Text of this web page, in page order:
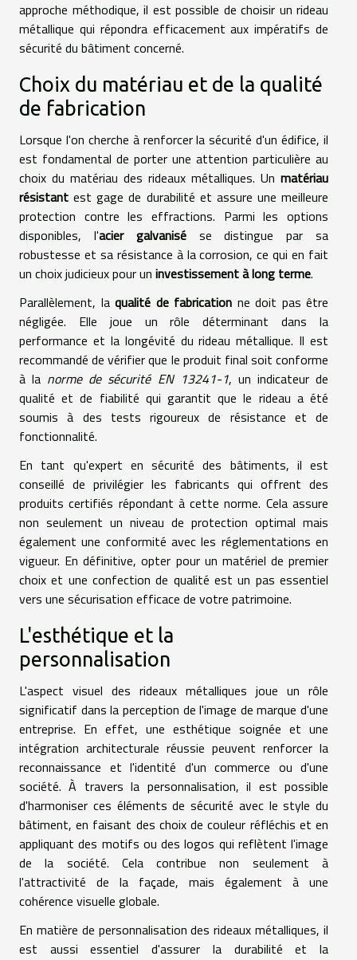
approche méthodique, il est possible de choisir un rideau
métallique qui répondra efficacement aux impératifs de
sécurité du bâtiment concerné.
Choix du matériau et de la qualité
de fabrication
Lorsque l'on cherche à renforcer la sécurité d'un édifice, il
est fondamental de porter une attention particulière au
choix du matériau des rideaux métalliques. Un matériau
résistant est gage de durabilité et assure une meilleure
protection contre les effractions. Parmi les options
disponibles, l'acier galvanisése distingue par sa
robustesse et sa résistance à la corrosion, ce qui en fait
un choix judicieux pour un investissement à long terme.
Parallèlement, la qualité de fabrication ne doit pas être
négligée. Elle joue un rôle déterminant dans la
performance et la longévité du rideau métallique. Il est
recommandé de vérifier que le produit final soit conforme
à la norme de sécurité EN 13241-1, un indicateur de
qualité et de fiabilité qui garantit que le rideau a été
soumis à des tests rigoureux de résistance et de
fonctionnalité.
En tant qu'expert en sécurité des bâtiments, il est
conseillé de privilégier les fabricants qui offrent des
produits certifiés répondant à cette norme. Cela assure
non seulement un niveau de protection optimal mais
également une conformité avec les réglementations en
vigueur. En définitive, opter pour un matériel de premier
choix et une confection de qualité est un pas essentiel
vers une sécurisation efficace de votre patrimoine.
L'esthétique et la
personnalisation
L'aspect visuel des rideaux métalliques joue un rôle
significatif dans la perception de l'image de marque d'une
entreprise. En effet, une esthétique soignée et une
intégration architecturale réussie peuvent renforcer la
reconnaissance et l'identité d'un commerce ou d'une
société. À travers la personnalisation, il est possible
d'harmoniser ces éléments de sécurité avec le style du
bâtiment, en faisant des choix de couleur réfléchis et en
appliquant des motifs ou des logos qui reflètent l'image
de la société. Cela contribue non seulement à
l'attractivité de la façade, mais également à une
cohérence visuelle globale.
En matière de personnalisation des rideaux métalliques, il
est aussi essentiel d'assurer la durabilité et la